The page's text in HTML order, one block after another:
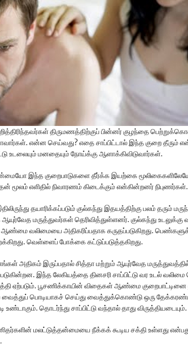
திருமணத்திற்குப் பின்னர் குழந்தை
என்ன செய்வது? எதை சாப்பிட்டால் இந்த குறை தீரும்
உடலையும் மனதையும் நோய்க்கு ஆளாக்கிவிடுவார்கள்.
இந்த குறைபாடுகளை தீர்க்க இயற்கை
எளிதில் நிவாரணம் கிடைக்கும் என்கின்றனர் நிபுணர்கள்.
தயாரிக்கப்படும் குல்கந்து இதயத்திற்கு பலம் தரும்
மருத்துவர்கள் தெரிவித்துள்ளனர். குல்கந்து
வலிமையை அதிகரிப்பதாக கருதப்படுகிறது.
வெள்ளைப் போக்கை கட்டுப்படுத்தகிறது.
அதிகம் இருப்பதால் சித்தா மற்றும் ஆயுர்வேத
இந்த லேகியத்தை தினசரி சாப்பிட்டு வர உடல்
ஏற்படும். பூசணிக்காயின் விதைகள் ஆண்மை
வைத்துப் பொடியாகச் செய்து வைத்துக்கொண்டு ஒரு
உண்டாகும். தொடர்ந்து சாப்பிட்டு வந்தால் தாது விருத்தியடையும்.
மலட்டுத்தன்மையை நீக்கக் கூடிய சக்தி உள்ளது